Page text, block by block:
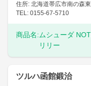
住所: 北海道帯広市南の森
TEL: 0155-67-5710
商品名: ムシューダ
リリー
ツルハ函館鍛治